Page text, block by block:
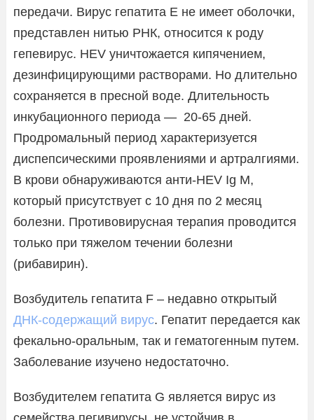
передачи. Вирус гепатита Е не имеет оболочки,
представлен нитью РНК, относится к роду
гепевирус. HEV уничтожается кипячением,
дезинфицирующими растворами. Но длительно
сохраняется в пресной воде. Длительность
инкубационного периода — 20-65 дней.
Продромальный период характеризуется
диспепсическими проявлениями и артралгиями.
В крови обнаруживаются анти-HEV Ig M,
который присутствует с 10 дня по 2 месяц
болезни. Противовирусная терапия проводится
только при тяжелом течении болезни
(рибавирин).
Возбудитель гепатита F – недавно открытый
ДНК-содержащий вирус. Гепатит передается как
фекально-оральным, так и гематогенным путем.
Заболевание изучено недостаточно.
Возбудителем гепатита G является вирус из